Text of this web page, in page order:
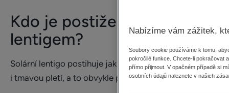
Kdo je postižen solárním
lentigem?
Solární lentigo postihuje jak muže, tak ženy, se světlou
i tmavou pletí, a to obvykle po 45 roku věku.
Nabízíme vám zážitek,
Soubory cookie používáme k tomu,
pokročilé funkce. Chcete-li pokračovat
přímo přijmout. V opačném případě si
osobních údajů naleznete v našich